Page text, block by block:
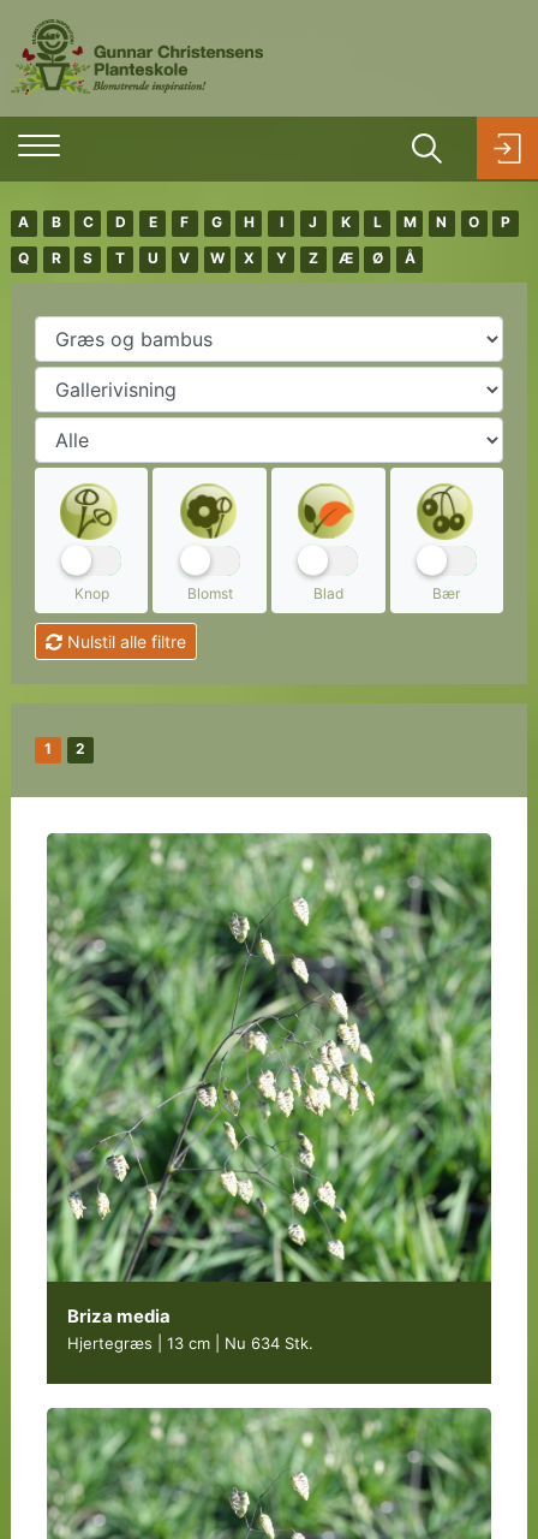
A B C D E F G H I J K L M N O
P
Q
R S T U V W X Y Z Æ Ø Å
Briza media
Hjertegræs | 13 cm Nu 634 Stk.
Knop Blomst Blad Bær
Nulstil alle filtre
1 2